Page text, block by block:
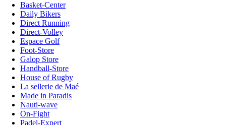
Basket-Center
Daily Bikers
Direct Running
Direct-Volley
Espace Golf
Foot-Store
Galop Store
Handball-Store
House of Rugby
La sellerie de Maé
Made in Paradis
Nauti-wave
On-Fight
Padel-Expert